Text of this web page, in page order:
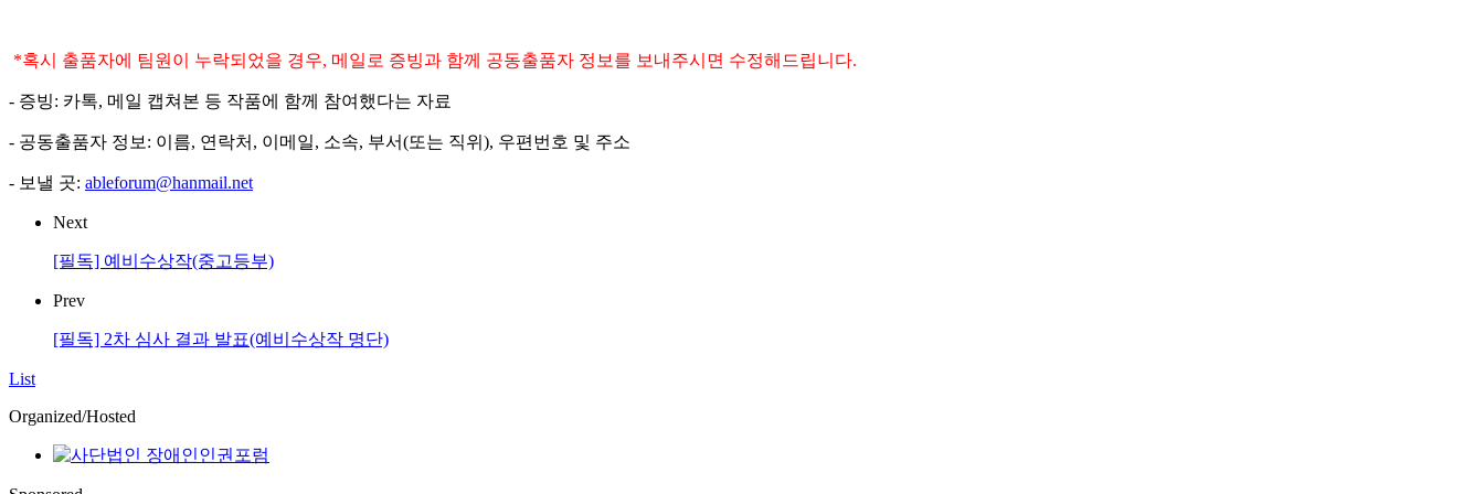
*혹시 출품자에 팀원이 누락되었을 경우, 메일로 증빙과 함께 공동출품자 정보를 보내주시면 수정해드립니다.
- 증빙: 카톡, 메일 캡쳐본 등 작품에 함께 참여했다는 자료
- 공동출품자 정보: 이름, 연락처, 이메일, 소속, 부서(또는 직위), 우편번호 및 주소
- 보낼 곳: ableforum@hanmail.net
Next
[필독] 예비수상작(중고등부)
Prev
[필독] 2차 심사 결과 발표(예비수상작 명단)
List
Organized/Hosted